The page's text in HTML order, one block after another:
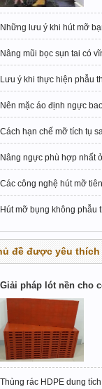
Những lưu ý khi hút mỡ
Nâng mũi bọc sụn tai có
Lưu ý khi thực hiện phẫu
Nên mặc áo định ngực
Cách hạn chế mỡ tích tụ
Nâng ngực phù hợp nhất
Các công nghệ hút mỡ
Hút mỡ bụng không phẫu
đề được yêu thích
Giải pháp lót nền cho
Thùng rác HDPE dung